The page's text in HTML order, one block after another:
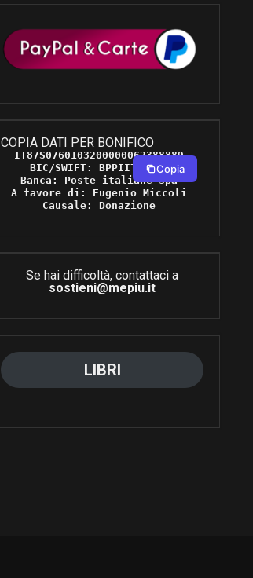
COPIA DATI PER BONIFICO
IT87S0760103200000062388889
BIC/SWIFT: BPPIITRRXXX
Banca: Poste italiane Spa
A favore di: Eugenio Miccoli
Causale: Donazione
Copia
Se hai difficoltà, contattaci a
sostieni@mepiu.it
LIBRI